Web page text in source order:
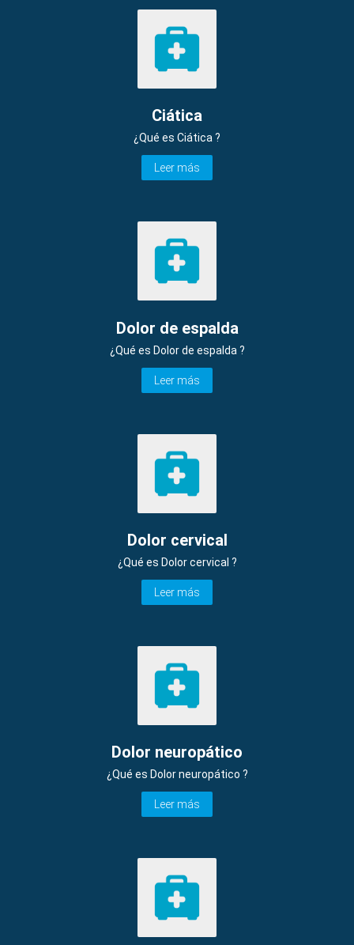
Ciática
¿Qué es Ciática ?
Leer más
Dolor de espalda
¿Qué es Dolor de espalda ?
Leer más
Dolor cervical
¿Qué es Dolor cervical ?
Leer más
Dolor neuropático
¿Qué es Dolor neuropático ?
Leer más